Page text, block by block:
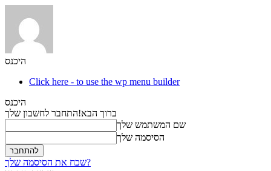
היכנס
Click here - to use the wp menu builder
היכנס
ברוך הבא!התחבר לחשבון שלך
שם המשתמש שלך
הסיסמה שלך
שכח את הסיסמה שלך?